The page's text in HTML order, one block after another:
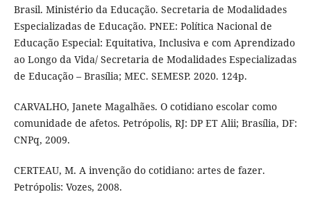
Brasil. Ministério da Educação. Secretaria de Modalidades
Especializadas de Educação. PNEE: Política Nacional de
Educação Especial: Equitativa, Inclusiva e com Aprendizado
ao Longo da Vida/ Secretaria de Modalidades Especializadas
de Educação – Brasília; MEC. SEMESP. 2020. 124p.
CARVALHO, Janete Magalhães. O cotidiano escolar como
comunidade de afetos. Petrópolis, RJ: DP ET Alii; Brasília, DF:
CNPq, 2009.
CERTEAU, M. A invenção do cotidiano: artes de fazer.
Petrópolis: Vozes, 2008.